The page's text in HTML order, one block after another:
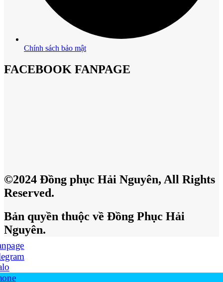
Chính sách bảo mật
FACEBOOK FANPAGE
©2024 Đồng phục Hải Nguyên, All Rights
Reserved.
Bản quyền thuộc về Đồng Phục Hải
Nguyên.